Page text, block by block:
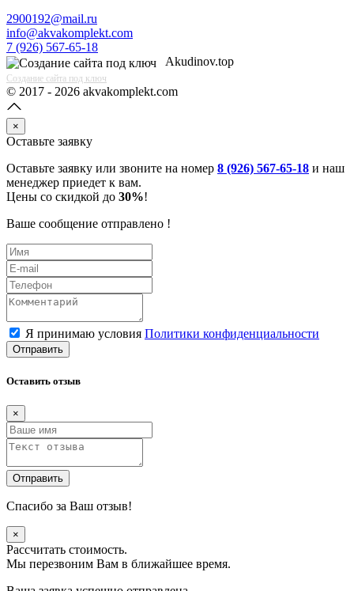
2900192@mail.ru
info@akvakomplekt.com
7 (926) 567-65-18
Akudinov.top
Создание сайта под ключ
© 2017 - 2026 akvakomplekt.com
×
Оставьте заявку
Оставьте заявку или звоните на номер 8 (926) 567-65-18 и наш
менеджер приедет к вам.
Цены со скидкой до 30%!
Ваше сообщение отправлено !
Я принимаю условия Политики конфиденциальности
Отправить
Оставить отзыв
×
Отправить
Спасибо за Ваш отзыв!
×
Рассчитать стоимость.
Мы перезвоним Вам в ближайшее время.